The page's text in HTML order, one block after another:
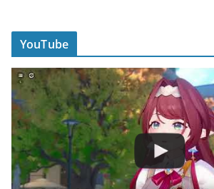
YouTube